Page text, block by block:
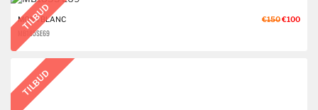
TILBUD €150€100
MONTBLANC
MB185S E69
TILBUD